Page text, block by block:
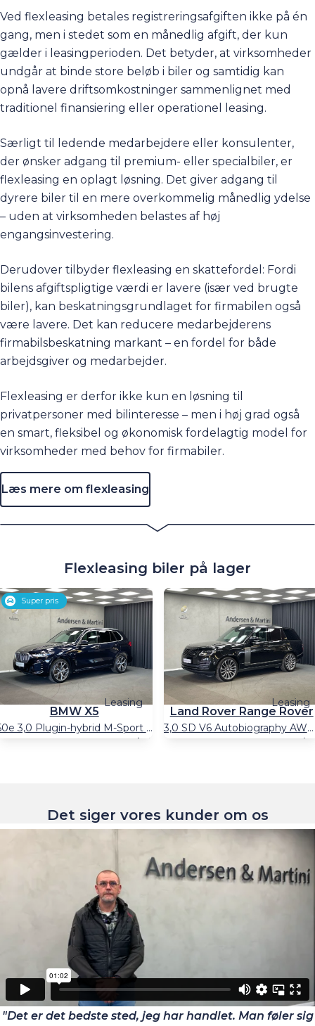
Ved flexleasing betales registreringsafgiften ikke på én
gang, men i stedet som en månedlig afgift, der kun
gælder i leasingperioden. Det betyder, at virksomheder
undgår at binde store beløb i biler og samtidig kan
opnå lavere driftsomkostninger sammenlignet med
traditionel finansiering eller operationel leasing.
Særligt til ledende medarbejdere eller konsulenter,
der ønsker adgang til premium- eller specialbiler, er
flexleasing en oplagt løsning. Det giver adgang til
dyrere biler til en mere overkommelig månedlig ydelse
– uden at virksomheden belastes af høj
engangsinvestering.
Derudover tilbyder flexleasing en skattefordel: Fordi
bilens afgiftspligtige værdi er lavere (især ved brugte
biler), kan beskatningsgrundlaget for firmabilen også
være lavere. Det kan reducere medarbejderens
firmabilsbeskatning markant – en fordel for både
arbejdsgiver og medarbejder.
Flexleasing er derfor ikke kun en løsning til
privatpersoner med bilinteresse – men i høj grad også
en smart, fleksibel og økonomisk fordelagtig model for
virksomheder med behov for firmabiler.
Læs mere om flexleasing
Flexleasing biler på lager
Super pris
Leasing
BMW X5
50e 3,0 Plugin-hybrid M-Sport XDrive Steptronic 489HK 5d 8g Aut.
Hybrid
999.900kr.
Greve, Agenavej 15
Leasing
Land Rover Range Rover
3,0 SD V6 Autobiography AWD 275HK 5d 8g Aut.
Kontant 859.900
Greve, Agenavej 15
Det siger vores kunder om os
"Det er det bedste sted, jeg har handlet. Man føler sig